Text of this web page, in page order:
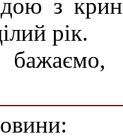
з
рік.